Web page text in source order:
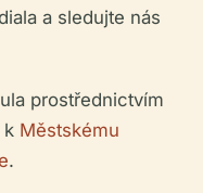
a sledujte nás
prostřednictvím
k Městskému
.